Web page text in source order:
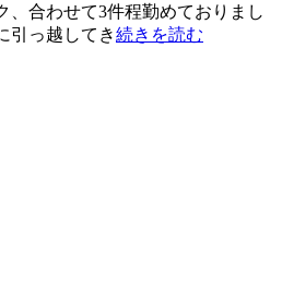
、合わせて3件程勤めておりまし
引っ越してき続きを読む